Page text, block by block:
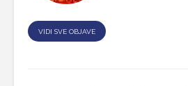
VIDI SVE OBJAVE